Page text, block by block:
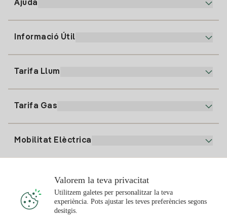
Ajuda
91 919 52 73
clientes@tuiberdrola.es
Informació Útil
Alta Gas
Tarifa Llum
Tarifa Gas
Mobilitat Elèctrica
Punts de Recàrrega
T'interessa
Valorem la teva privacitat
Utilitzem galetes per personalitzar la teva
experiència. Pots ajustar les teves preferències segons
desitgis.